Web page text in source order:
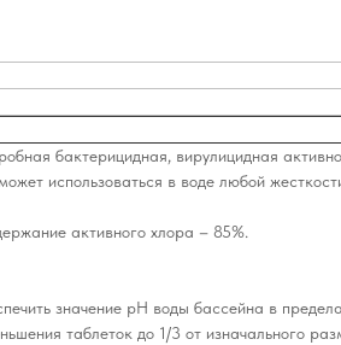
бактерицидная, вирулицидная
использоваться в воде любой
активного хлора – 85%.
значение рН воды бассейна в
таблеток до 1/3 от изначального